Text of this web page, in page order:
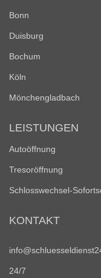
Bonn
Duisburg
Bochum
Köln
Mönchengladbach
LEISTUNGEN
Autoöffnung
Tresoröffnung
Schlosswechsel-
KONTAKT
24/7